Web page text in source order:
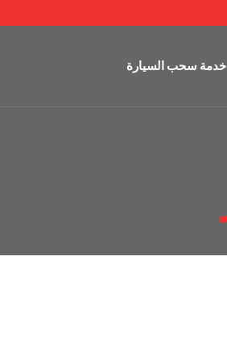
خدمة سحب السيارة